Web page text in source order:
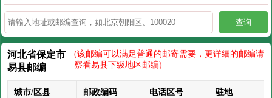
查询
河北省保定市
易县邮编
(该邮编可以满足普通的邮寄需要，更详细的邮编请
察看易县下级地区邮编)
城市/区县 邮政编码 电话区号 驻地